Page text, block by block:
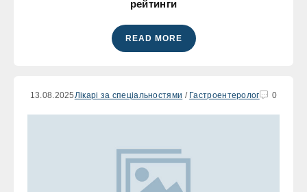
рейтинги
READ MORE
13.08.2025 Лікарі за спеціальностями / Гастроентеролог 0